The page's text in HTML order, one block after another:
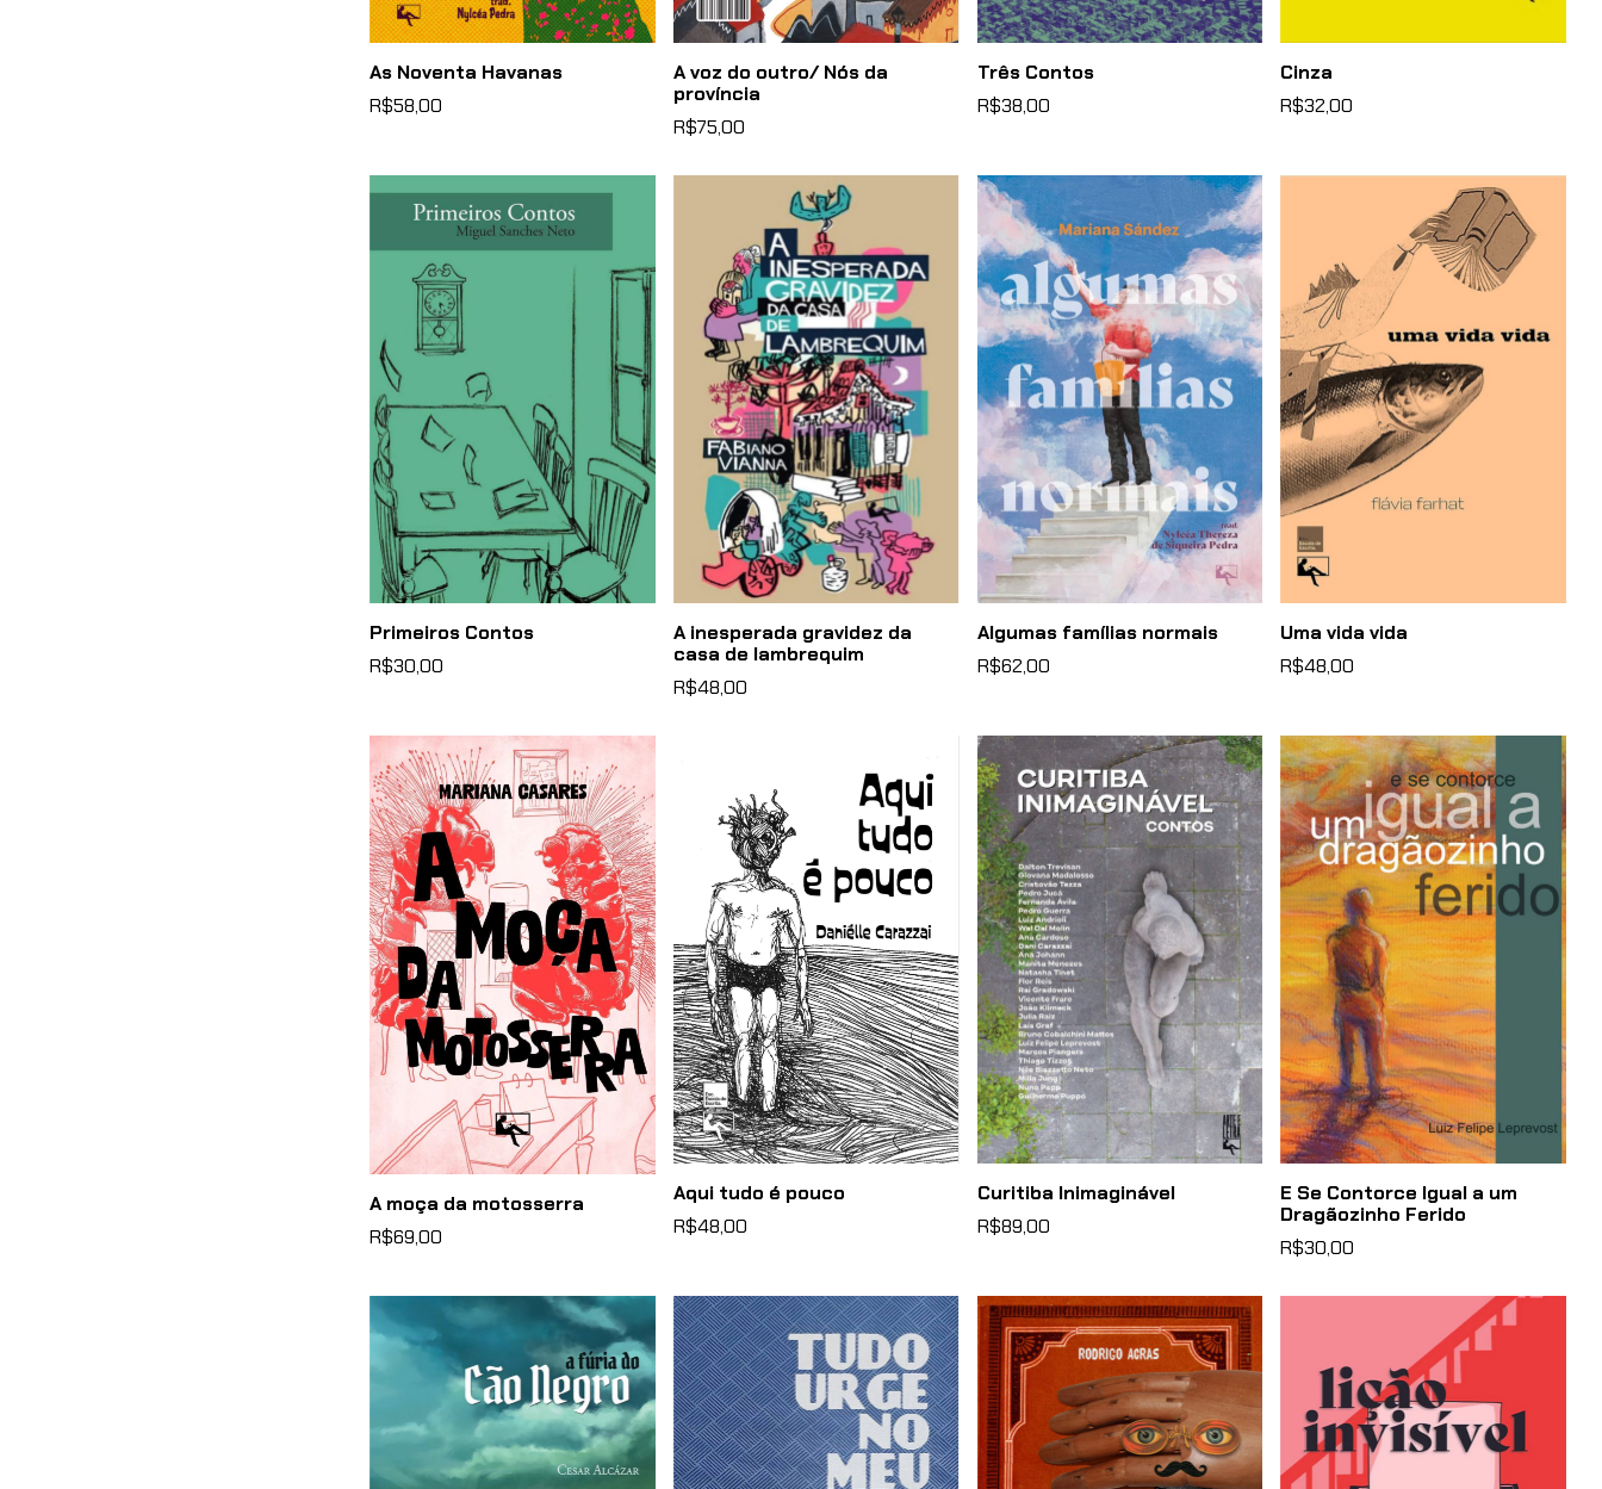
As Noventa Havanas
R$58,00
A voz do outro/ Nós da
província
R$75,00
Três Contos
R$38,00
Cinza
R$32,00
Primeiros Contos
R$30,00
A inesperada gravidez da
casa de lambrequim
R$48,00
Algumas famílias normais
R$62,00
Uma vida vida
R$48,00
A moça da motosserra
R$69,00
Aqui tudo é pouco
R$48,00
Curitiba Inimaginável
R$89,00
E Se Contorce Igual a um
Dragãozinho Ferido
R$30,00